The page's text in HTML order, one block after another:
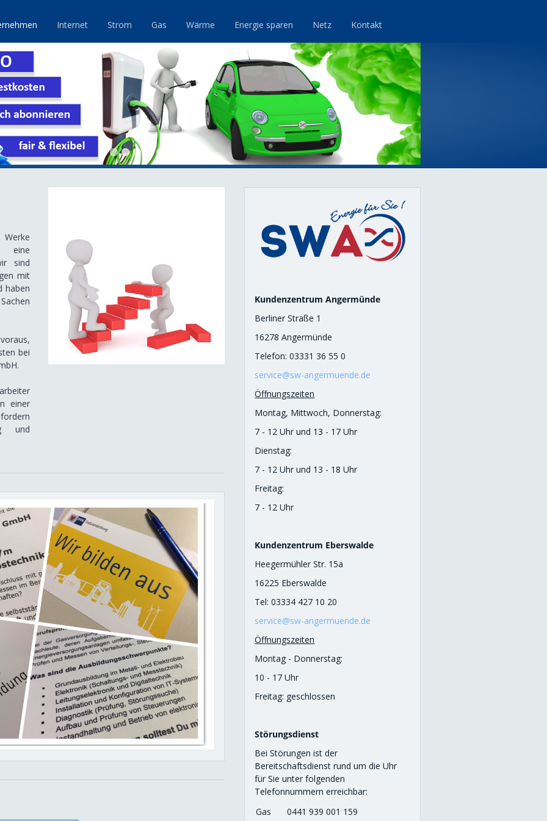
Internet Strom Gas Wärme Energie sparen Netz Kontakt
eine
sind
mit
haben
bei
einer
und
Kundenzentrum Angermünde
Berliner Straße 1
16278 Angermünde
Telefon: 03331 36 55 0
service@sw-angermuende.de
Öffnungszeiten
Montag, Mittwoch, Donnerstag:
7 - 12 Uhr und 13 - 17 Uhr
Dienstag:
7 - 12 Uhr und 13 - 18 Uhr
Freitag:
7 - 12 Uhr
Kundenzentrum Eberswalde
Heegermühler Str. 15a
16225 Eberswalde
Tel: 03334 427 10 20
service@sw-angermuende.de
Öffnungszeiten
Montag - Donnerstag:
10 - 17 Uhr
Freitag: geschlossen
Störungsdienst
Bei Störungen ist der
Bereitschaftsdienst rund um die Uhr
für Sie unter folgenden
Telefonnummern erreichbar:
Gas
0441 939 001 159